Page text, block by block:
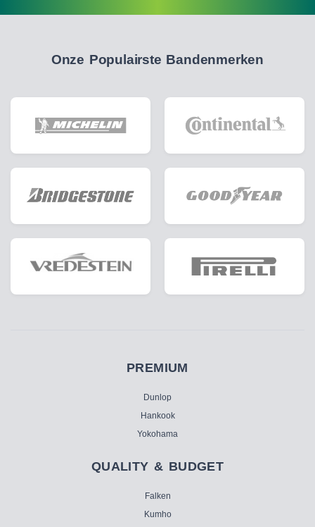
Onze Populairste Bandenmerken
PREMIUM
Dunlop
Hankook
Yokohama
QUALITY & BUDGET
Falken
Kumho